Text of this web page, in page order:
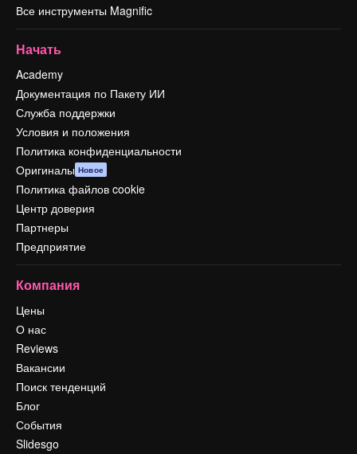
Все инструменты Magnific
Начать
Academy
Документация по Пакету ИИ
Служба поддержки
Условия и положения
Политика конфиденциальности
Оригиналы Новое
Политика файлов cookie
Центр доверия
Партнеры
Предприятие
Компания
Цены
О нас
Reviews
Вакансии
Поиск тенденций
Блог
События
Slidesgo